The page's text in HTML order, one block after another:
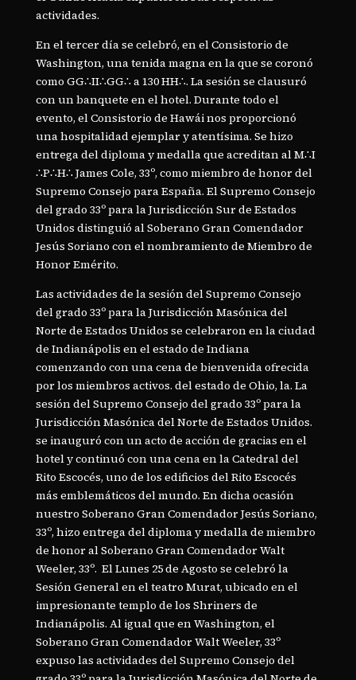
actividades.
En el tercer día se celebró, en el Consistorio de
Washington, una tenida magna en la que se coronó
como GG∴II∴GG∴ a 130 HH∴. La sesión se clausuró
con un banquete en el hotel. Durante todo el
evento, el Consistorio de Hawái nos proporcionó
una hospitalidad ejemplar y atentísima. Se hizo
entrega del diploma y medalla que acreditan al M∴I
∴P∴H∴ James Cole, 33º, como miembro de honor del
Supremo Consejo para España. El Supremo Consejo
del grado 33º para la Jurisdicción Sur de Estados
Unidos distinguió al Soberano Gran Comendador
Jesús Soriano con el nombramiento de Miembro de
Honor Emérito.
Las actividades de la sesión del Supremo Consejo
del grado 33º para la Jurisdicción Masónica del
Norte de Estados Unidos se celebraron en la ciudad
de Indianápolis en el estado de Indiana
comenzando con una cena de bienvenida ofrecida
por los miembros activos. del estado de Ohio, la. La
sesión del Supremo Consejo del grado 33º para la
Jurisdicción Masónica del Norte de Estados Unidos.
se inauguró con un acto de acción de gracias en el
hotel y continuó con una cena en la Catedral del
Rito Escocés, uno de los edificios del Rito Escocés
más emblemáticos del mundo. En dicha ocasión
nuestro Soberano Gran Comendador Jesús Soriano,
33º, hizo entrega del diploma y medalla de miembro
de honor al Soberano Gran Comendador Walt
Weeler, 33º. El Lunes 25 de Agosto se celebró la
Sesión General en el teatro Murat, ubicado en el
impresionante templo de los Shriners de
Indianápolis. Al igual que en Washington, el
Soberano Gran Comendador Walt Weeler, 33º
expuso las actividades del Supremo Consejo del